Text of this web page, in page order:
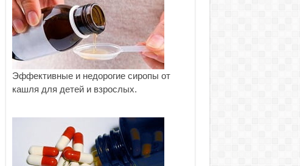
Эффективные и недорогие сиропы от
кашля для детей и взрослых.